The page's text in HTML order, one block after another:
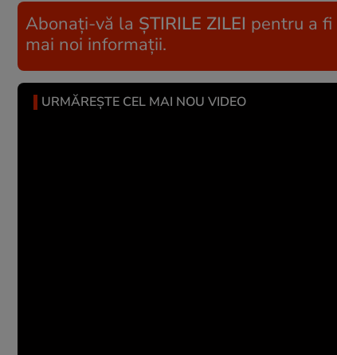
Abonați-vă la ȘTIRILE ZILEI pentru a
mai noi informații.
URMĂREȘTE CEL MAI NOU VIDEO